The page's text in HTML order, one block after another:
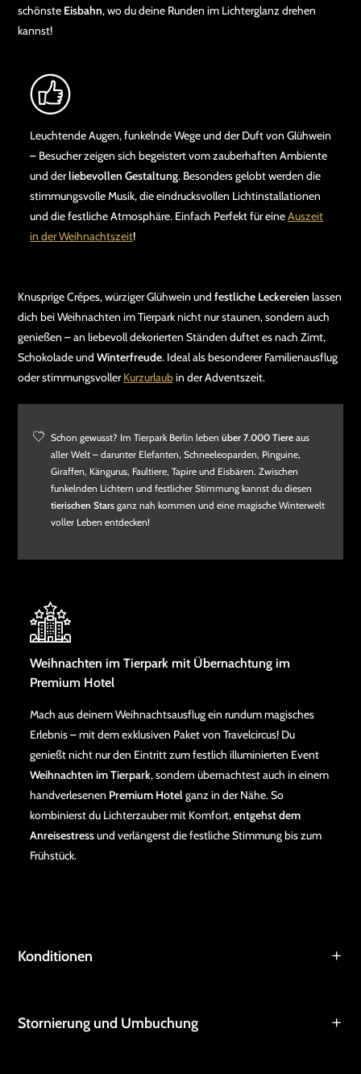
schönste Eisbahn, wo du deine Runden im Lichterglanz drehen
kannst!
Leuchtende Augen, funkelnde Wege und der Duft von Glühwein
– Besucher zeigen sich begeistert vom zauberhaften Ambiente
und derliebevollen Gestaltung. Besonders gelobt werden die
stimmungsvolle Musik, die eindrucksvollen Lichtinstallationen
und die festliche Atmosphäre. Einfach Perfekt für eineAuszeit
in der Weihnachtszeit!
Knusprige Crêpes, würziger Glühwein und festliche Leckereien lassen
dich bei Weihnachten im Tierpark nicht nur staunen, sondern auch
genießen – an liebevoll dekorierten Ständen duftet es nach Zimt,
Schokolade und Winterfreude. Ideal als besonderer Familienausflug
oder stimmungsvollerKurzurlaubin der Adventszeit.
Schon gewusst? Im Tierpark Berlin leben über 7.000 Tiere aus
aller Welt – darunter Elefanten, Schneeleoparden, Pinguine,
Giraffen, Kängurus, Faultiere, Tapire und Eisbären. Zwischen
funkelnden Lichtern und festlicher Stimmung kannst du diesen
tierischen Stars ganz nah kommen und eine magische Winterwelt
voller Leben entdecken!
Weihnachten im Tierpark mit Übernachtung im
Premium Hotel
Mach aus deinem Weihnachtsausflug ein rundum magisches
Erlebnis – mit dem exklusiven Paket von Travelcircus! Du
genießt nicht nur den Eintritt zum festlich illuminierten Event
Weihnachten im Tierpark, sondern übernachtest auch in einem
handverlesenen Premium Hotelganz in der Nähe. So
kombinierst du Lichterzauber mit Komfort,entgehst dem
Anreisestressund verlängerst die festliche Stimmung bis zum
Frühstück.
Konditionen
Stornierung und Umbuchung